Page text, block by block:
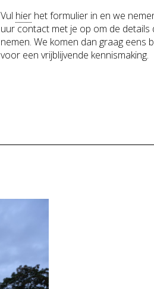
Vul hierhet formulier in en we
uur contact met je op om de details
nemen. We komen dan graag eens
voor een vrijblijvende kennismaking.